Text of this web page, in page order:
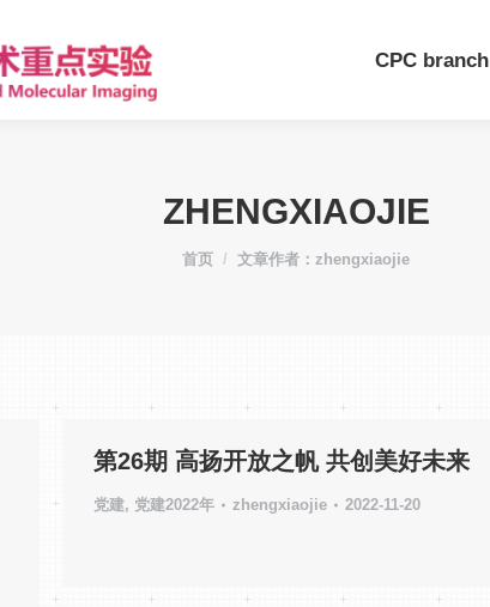
CPC branch
ZHENGXIAOJIE
您在这里：
首页 文章作者：zhengxiaojie
第26期 高扬开放之帆 共创美好未来
党建, 党建2022年 zhengxiaojie 2022-11-20